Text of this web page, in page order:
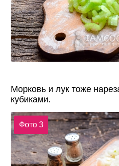
Морковь и лук тоже
кубиками.
Фото 3